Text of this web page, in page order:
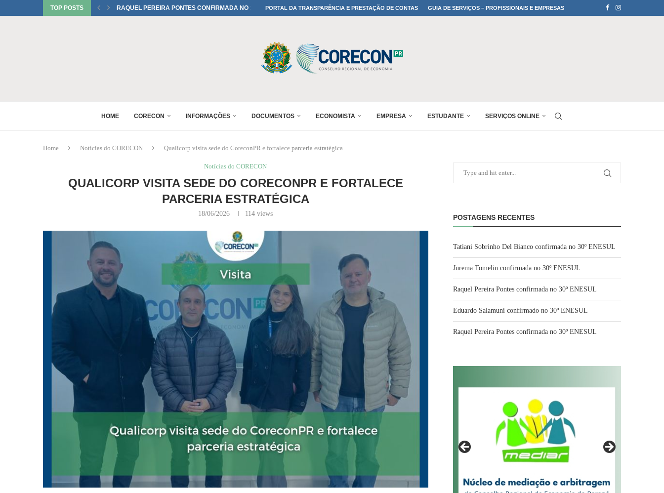
TOP POSTS RAQUEL PEREIRA PONTES CONFIRMADA NO 30º ENESULPORTAL DA TRANSPARÊNCIA E PRESTAÇÃO DE CONTAS GUIA DE SERVIÇOS – PROFISSIONAIS E EMPRESAS
HOME CORECON INFORMAÇÕES DOCUMENTOS ECONOMISTA EMPRESA ESTUDANTE SERVIÇOS ONLINE
Home Notícias do CORECON Qualicorp visita sede do CoreconPR e fortalece parceria estratégica
Notícias do CORECON
QUALICORP VISITA SEDE DO CORECONPR E FORTALECE
PARCERIA ESTRATÉGICA
18/06/2026 114 views POSTAGENS RECENTES
Tatiani Sobrinho Del Bianco confirmada no 30º ENESUL
Jurema Tomelin confirmada no 30º ENESUL
Raquel Pereira Pontes confirmada no 30º ENESUL
Eduardo Salamuni confirmado no 30º ENESUL
Raquel Pereira Pontes confirmada no 30º ENESUL